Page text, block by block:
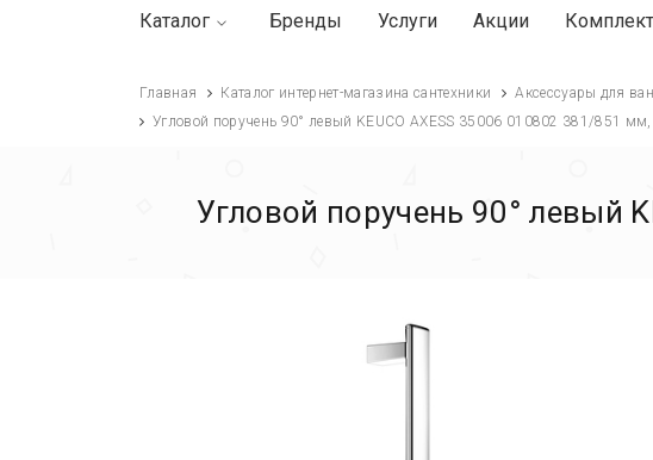
Каталог Бренды Услуги Акции
Главная Каталог интернет-магазина сантехники Аксессуары для
Угловой поручень 90° левый KEUCO AXESS 35006 010802 381/851
Угловой поручень 90° левый